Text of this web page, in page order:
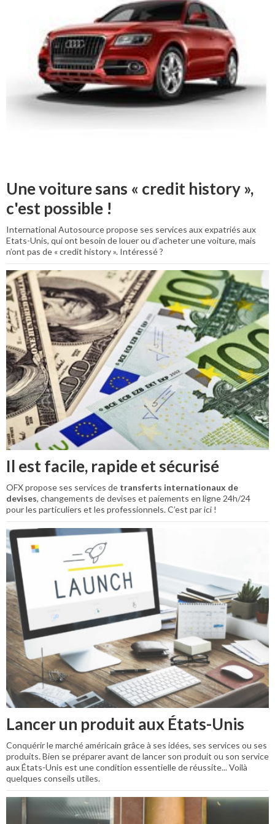
Une voiture sans « credit history »,
c'est possible !
International Autosource propose ses services aux expatriés aux
Etats-Unis, qui ont besoin de louer ou d’acheter une voiture, mais
n’ont pas de « credit history ». Intéressé ?
Il est facile, rapide et sécurisé
OFX propose ses services de transferts internationaux de
devises, changements de devises et paiements en ligne 24h/24
pour les particuliers et les professionnels. C’est par ici !
Lancer un produit aux États-Unis
Conquérir le marché américain grâce à ses idées, ses services ou ses
produits. Bien se préparer avant de lancer son produit ou son service
aux États-Unis est une condition essentielle de réussite... Voilà
quelques conseils utiles.